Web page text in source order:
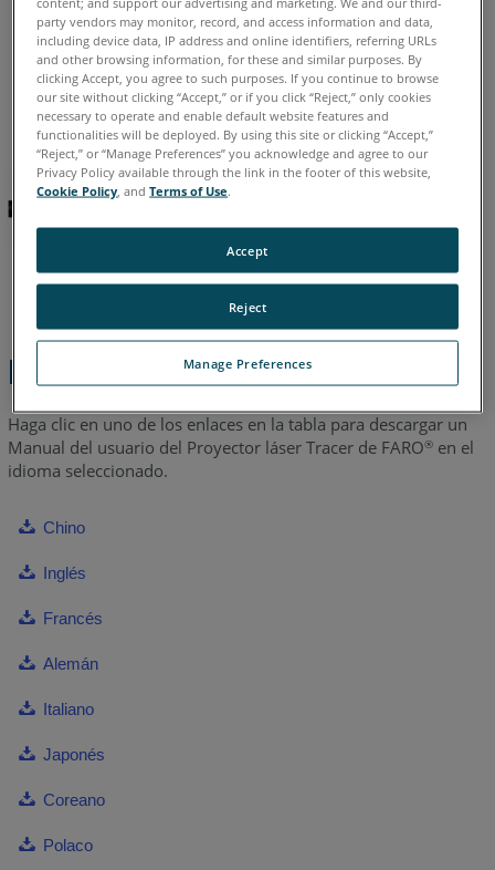
Alemán Chino Coreano Español Francés Inglés
Italiano Japonés Portugués
Pasos rápidos
Haga clic en uno de los enlaces en la tabla para descargar un
Manual del usuario del Proyector láser Tracer de FARO®en el
idioma seleccionado.
Chino
Inglés
Francés
Alemán
Italiano
Japonés
Coreano
Polaco
party vendors may monitor, record, and access information and data,
including device data, IP address and online identifiers, referring URLs
and other browsing information, for these and similar purposes. By
clicking Accept, you agree to such purposes. If you continue to browse
our site without clicking “Accept,” or if you click “Reject,” only cookies
necessary to operate and enable default website features and
functionalities will be deployed. By using this site or clicking “Accept,”
“Reject,” or “Manage Preferences” you acknowledge and agree to our
Privacy Policy available through the link in the footer of this website,
Cookie Policy , andTerms of Use.
Manage Preferences
Reject
Accept